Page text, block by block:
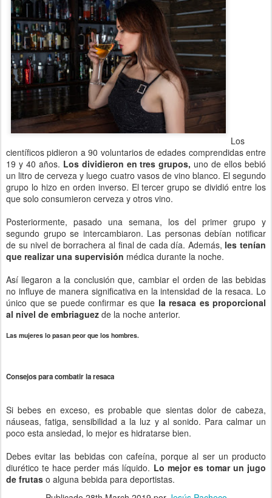
Los
científicos pidieron a 90 voluntarios de edades comprendidas entre
19 y 40 años. Los dividieron en tres grupos, uno de ellos bebió
un litro de cerveza y luego cuatro vasos de vino blanco. El segundo
grupo lo hizo en orden inverso. El tercer grupo se dividió entre los
que solo consumieron cerveza y otros vino.
Posteriormente, pasado una semana, los del primer grupo y
segundo grupo se intercambiaron. Las personas debían notificar
de su nivel de borrachera al final de cada día. Además, les tenían
que realizar una supervisión médica durante la noche.
Así llegaron a la conclusión que, cambiar el orden de las bebidas
no influye de manera significativa en la intensidad de la resaca. Lo
único que se puede confirmar es que la resaca es proporcional
al nivel de embriaguez de la noche anterior.
Las mujeres lo pasan peor que los hombres.
Consejos para combatir la resaca
Si bebes en exceso, es probable que sientas dolor de cabeza,
náuseas, fatiga, sensibilidad a la luz y al sonido. Para calmar un
poco esta ansiedad, lo mejor es hidratarse bien.
Debes evitar las bebidas con cafeína, porque al ser un producto
diurético te hace perder más líquido. Lo mejor es tomar un jugo
de frutas o alguna bebida para deportistas.